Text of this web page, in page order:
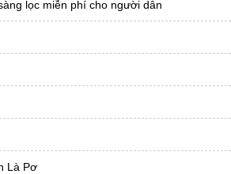
lọc miễn phí cho người dân
Là Pơ